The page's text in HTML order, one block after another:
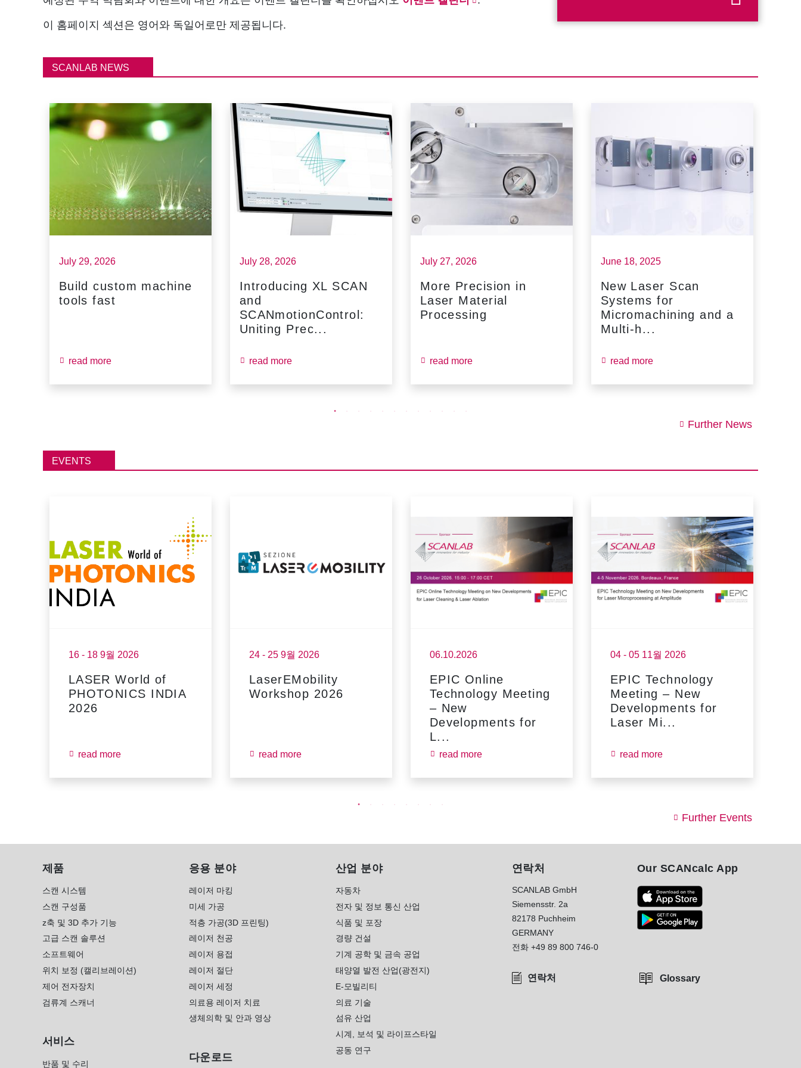
이 홈페이지 섹션은 영어와 독일어로만 제공됩니다.
SCANLAB NEWS
July 29, 2026
Build custom machine
tools fast
read more
July 28, 2026
Introducing XL SCAN
and
SCANmotionControl:
Uniting Prec...
read more
July 27, 2026
More Precision in
Laser Material
Processing
read more
June 18, 2025
New Laser Scan
Systems for
Micromachining and a
Multi-h...
read more
Further News
EVENTS
16 - 18 9월 2026
LASER World of
PHOTONICS INDIA
2026
read more
24 - 25 9월 2026
LaserEMobility
Workshop 2026
read more
06.10.2026
EPIC Online
Technology Meeting
– New
Developments for
L...
read more
04 - 05 11월 2026
EPIC Technology
Meeting – New
Developments for
Laser Mi...
read more
Further Events
제품
스캔 시스템
스캔 구성품
z축 및 3D 추가 기능
고급 스캔 솔루션
소프트웨어
위치 보정 (캘리브레이션)
제어 전자장치
검류계 스캐너
서비스
반품 및 수리
응용 분야
레이저 마킹
미세 가공
적층 가공(3D 프린팅)
레이저 천공
레이저 용접
레이저 절단
레이저 세정
의료용 레이저 치료
생체의학 및 안과 영상
다운로드
산업 분야
자동차
전자 및 정보 통신 산업
식품 및 포장
경량 건설
기계 공학 및 금속 공업
태양열 발전 산업(광전지)
E-모빌리티
의료 기술
섬유 산업
시계, 보석 및 라이프스타일
공동 연구
연락처
SCANLAB GmbH
Siemensstr. 2a
82178 Puchheim
GERMANY
전화 +49 89 800 746-0
연락처
Our SCANcalc App
Glossary